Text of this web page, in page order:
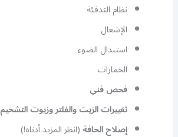
نظام التدفئة
الإشعال
استبدال الضوء
الخمارات
فحص فني
تغييرات الزيت والفلتر وزيوت التشحيم
إصلاح الحافة(انظر المزيد أدناه!)